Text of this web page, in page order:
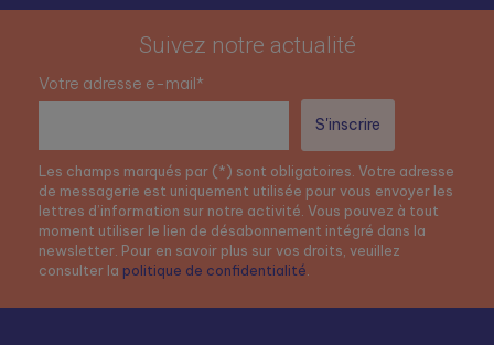
Suivez notre actualité
Votre adresse e-mail*
Les champs marqués par (*) sont obligatoires. Votre adresse
de messagerie est uniquement utilisée pour vous envoyer les
lettres d’information sur notre activité. Vous pouvez à tout
moment utiliser le lien de désabonnement intégré dans la
newsletter. Pour en savoir plus sur vos droits, veuillez
consulter la politique de confidentialité